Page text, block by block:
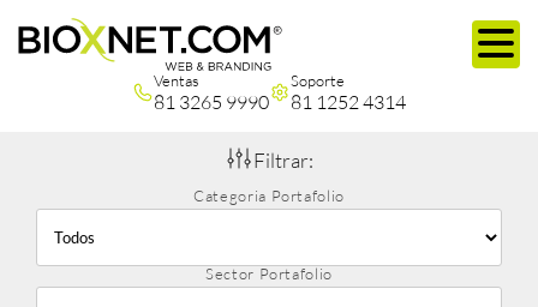
Ventas
81 3265 9990
Soporte
81 1252 4314
Filtrar:
Categoria Portafolio
Sector Portafolio